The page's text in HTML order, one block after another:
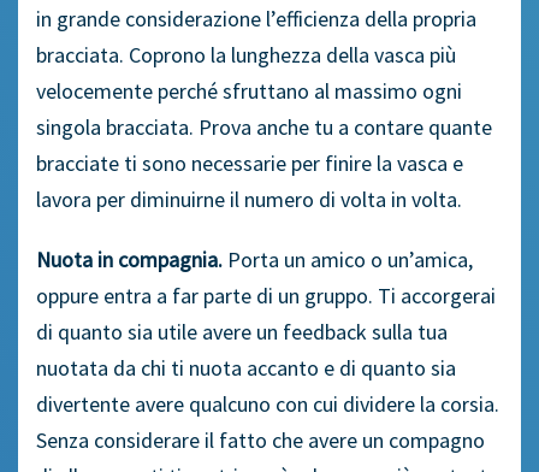
in grande considerazione l’efficienza della propria
bracciata. Coprono la lunghezza della vasca più
velocemente perché sfruttano al massimo ogni
singola bracciata. Prova anche tu a contare quante
bracciate ti sono necessarie per finire la vasca e
lavora per diminuirne il numero di volta in volta.
Nuota in compagnia. Porta un amico o un’amica,
oppure entra a far parte di un gruppo. Ti accorgerai
di quanto sia utile avere un feedback sulla tua
nuotata da chi ti nuota accanto e di quanto sia
divertente avere qualcuno con cui dividere la corsia.
Senza considerare il fatto che avere un compagno